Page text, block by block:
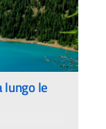
lungo le